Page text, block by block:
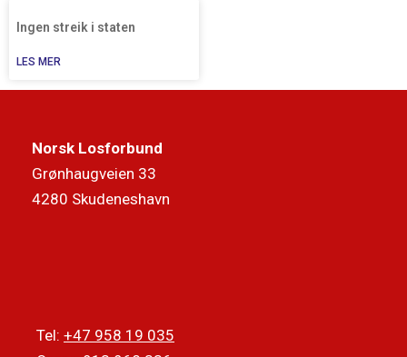
Ingen streik i staten
LES MER
Norsk Losforbund
Grønhaugveien 33
4280 Skudeneshavn
Tel: +47 958 19 035